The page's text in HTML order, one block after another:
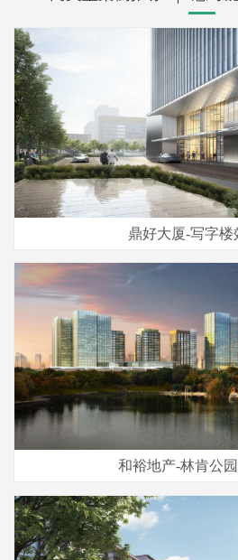
鼎好大厦-写字楼
和裕地产-林肯公